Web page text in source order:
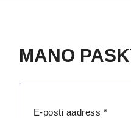
MANO
E-posti aadress *